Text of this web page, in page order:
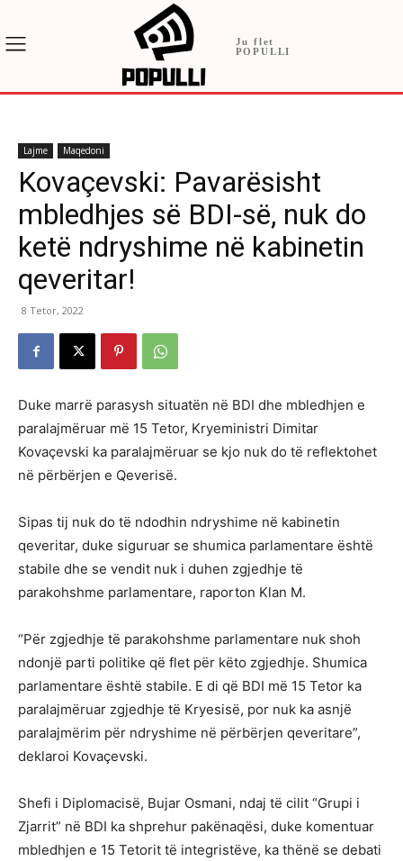
Ju flet
POPULLI
Lajme Maqedoni
Kovaçevski: Pavarësisht
mbledhjes së BDI-së, nuk do
ketë ndryshime në kabinetin
qeveritar!
8 Tetor, 2022
Duke marrë parasysh situatën në BDI dhe mbledhjen e
paralajmëruar më 15 Tetor, Kryeministri Dimitar
Kovaçevski ka paralajmëruar se kjo nuk do të reflektohet
në përbërjen e Qeverisë.
Sipas tij nuk do të ndodhin ndryshime në kabinetin
qeveritar, duke siguruar se shumica parlamentare është
stabile dhe se vendit nuk i duhen zgjedhje të
parakohshme parlamentare, raporton Klan M.
“Për zgjedhje të parakohshme parlamentare nuk shoh
ndonjë parti politike që flet për këto zgjedhje. Shumica
parlamentare është stabile. E di që BDI më 15 Tetor ka
paralajmëruar zgjedhje të Kryesisë, por nuk ka asnjë
paralajmërim për ndryshime në përbërjen qeveritare”,
deklaroi Kovaçevski.
Shefi i Diplomacisë, Bujar Osmani, ndaj të cilit “Grupi i
Zjarrit” në BDI ka shprehur pakënaqësi, duke komentuar
mbledhjen e 15 Tetorit të integristëve, ka thënë se debati